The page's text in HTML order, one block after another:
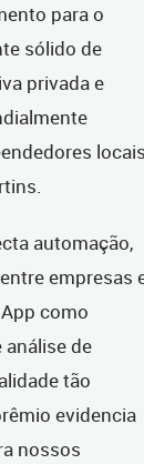
para o
sólido de
privada e
locais
automação,
empresas
como
de
tão
evidencia
nossos